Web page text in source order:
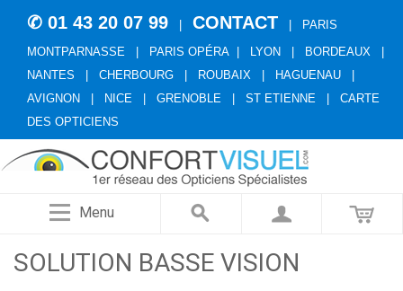
✆ 01 43 20 07 99 CONTACT
PARIS
MONTPARNASSE
PARIS OPÉRA LYON BORDEAUX
NANTES
CHERBOURG ROUBAIX HAGUENAU
AVIGNON
NICE GRENOBLE ST ETIENNE
CARTE
DES OPTICIENS
Menu
SOLUTION BASSE VISION